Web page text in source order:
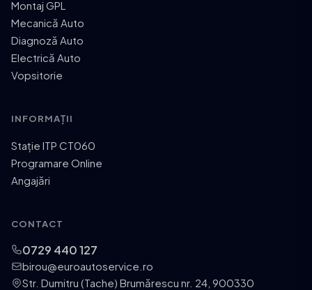
Montaj GPL
Mecanică Auto
Diagnoză Auto
Electrică Auto
Vopsitorie
INFORMAȚII
Stație ITP CT060
Programare Online
Angajări
CONTACT
0729 440 127
birou@euroautoservice.ro
Str. Dumitru (Tache) Brumărescu nr. 24, 900330